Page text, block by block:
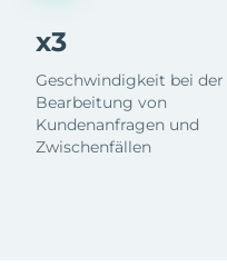
x3
Geschwindigkeit bei der
Bearbeitung von
Kundenanfragen und
Zwischenfällen